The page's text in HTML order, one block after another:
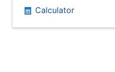
Calculator